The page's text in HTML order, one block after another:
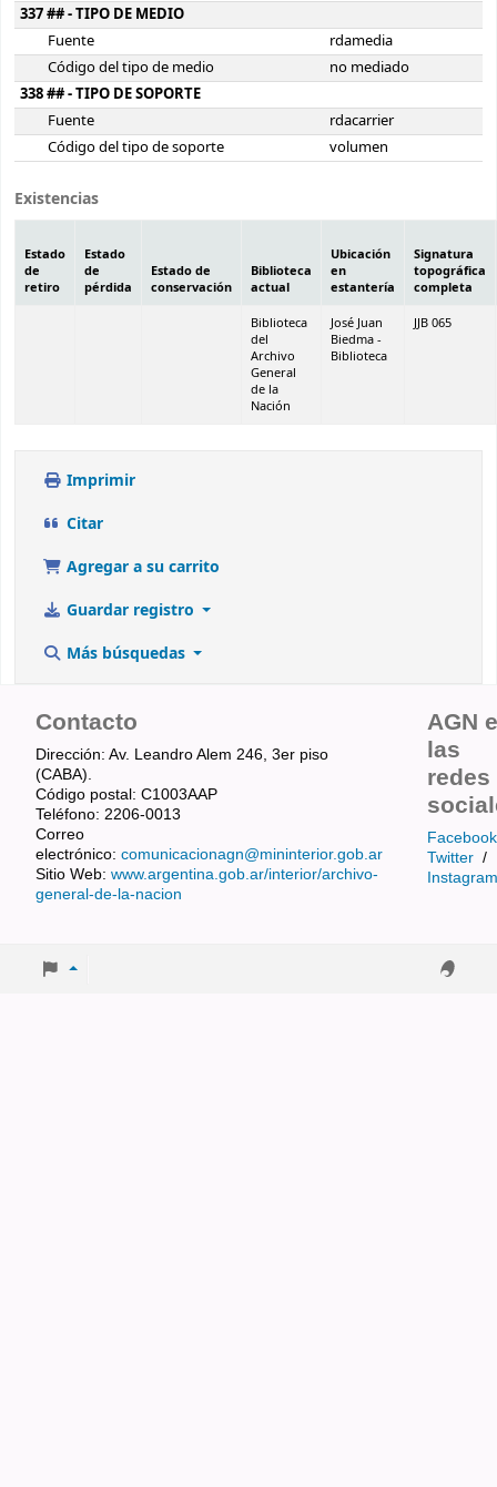
337 ## - TIPO DE MEDIO
Fuente
rdamedia
Código del tipo de medio
no mediado
338 ## - TIPO DE SOPORTE
Fuente
rdacarrier
Código del tipo de soporte
volumen
Existencias
Estado
de
retiro
Estado
de
pérdida
Estado de
conservación
Biblioteca
actual
Ubicación
en
estantería
Signatura
topográfica
completa
Biblioteca
del
Archivo
General
de la
Nación
José Juan
Biedma -
Biblioteca
JJB 065
Imprimir
Citar
Agregar a su carrito
Guardar registro
Más búsquedas
Contacto
Dirección: Av. Leandro Alem 246, 3er piso
(CABA).
Código postal: C1003AAP
Teléfono: 2206-0013
Correo
electrónico: comunicacionagn@mininterior.gob.ar
Sitio Web: www.argentina.gob.ar/interior/archivo-
general-de-la-nacion
AGN
las
redes
Facebook
Twitter /
Instagram